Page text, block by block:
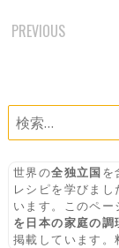
POST
PREVIOUS
検
索:
世界の全独立国を
レシピを学びま
います。このペー
を日本の家庭の
掲載しています